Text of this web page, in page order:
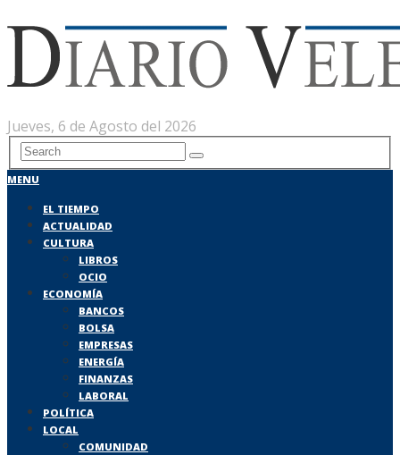
Jueves, 6 de Agosto del 2026
MENU
EL TIEMPO
ACTUALIDAD
CULTURA
LIBROS
OCIO
ECONOMÍA
BANCOS
BOLSA
EMPRESAS
ENERGÍA
FINANZAS
LABORAL
POLÍTICA
LOCAL
COMUNIDAD